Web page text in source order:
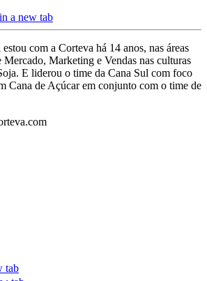
a new tab
com a Corteva há 14 anos, nas áreas
Marketing e Vendas nas culturas
E liderou o time da Cana Sul com foco
Cana de Açúcar em conjunto com o time de
tab